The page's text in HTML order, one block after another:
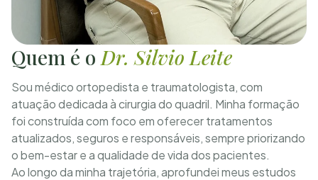
Quem é o Dr. Silvio Leite
Sou médico ortopedista e traumatologista, com
atuação dedicada à cirurgia do quadril. Minha formação
foi construída com foco em oferecer tratamentos
atualizados, seguros e responsáveis, sempre priorizando
o bem-estar e a qualidade de vida dos pacientes.
Ao longo da minha trajetória, aprofundei meus estudos